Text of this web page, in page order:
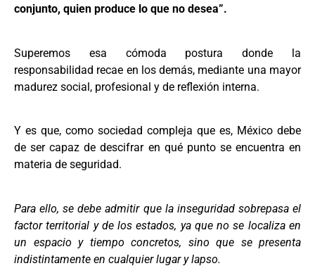
conjunto, quien produce lo que no desea”.
Superemos esa cómoda postura donde la
responsabilidad recae en los demás, mediante una mayor
madurez social, profesional y de reflexión interna.
Y es que, como sociedad compleja que es, México debe
de ser capaz de descifrar en qué punto se encuentra en
materia de seguridad.
Para ello, se debe admitir que la inseguridad sobrepasa el
factor territorial y de los estados, ya que no se localiza en
un espacio y tiempo concretos, sino que se presenta
indistintamente en cualquier lugar y lapso.